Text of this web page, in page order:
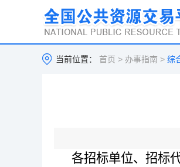
当前位置： 首页 > 办事指南 > 综
各招标单位、招标